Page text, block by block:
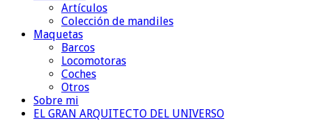
Artículos
Colección de mandiles
Maquetas
Barcos
Locomotoras
Coches
Otros
Sobre mi
EL GRAN ARQUITECTO DEL UNIVERSO